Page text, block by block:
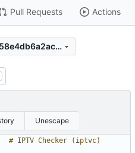
Pull Requests Actions
6c3de4b2ef46f3e8c3075358e4db6a2ac0b07293
Unescape